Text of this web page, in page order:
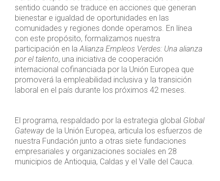
sentido cuando se traduce en acciones que generan
bienestar e igualdad de oportunidades en las
comunidades y regiones donde operamos. En línea
con este propósito, formalizamos nuestra
participación en la Alianza Empleos Verdes: Una alianza
por el talento, una iniciativa de cooperación
internacional cofinanciada por la Unión Europea que
promoverá la empleabilidad inclusiva y la transición
laboral en el país durante los próximos 42 meses.
El programa, respaldado por la estrategia global Global
Gatewayde la Unión Europea, articula los esfuerzos de
nuestra Fundación junto a otras siete fundaciones
empresariales y organizaciones sociales en 28
municipios de Antioquia, Caldas y el Valle del Cauca.